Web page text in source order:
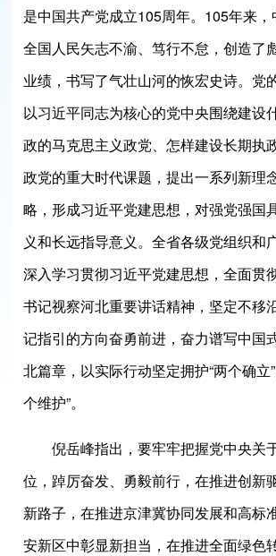
是中国共产党成立105周年。105年来
全国人民矢志不渝、笃行不怠，创造了
业绩，书写了气壮山河的恢宏史诗。党
以习近平同志为核心的党中央围绕建设
政的马克思主义政党、怎样建设长期执
政党的重大时代课题，提出一系列新理
略，形成习近平党建思想，对强党强国
义和长远指导意义。全省各级党组织和
深入学习贯彻习近平党建思想，全面贯
书记视察河北重要讲话精神，坚定不移
记指引的方向奋勇前进，奋力谱写中国
北篇章，以实际行动坚定拥护“两个确立
个维护”。
倪岳峰指出，要牢牢把握党中央关
位，踔厉奋发、勇毅前行，在推进创新
新路子，在推进京津冀协同发展和高标
安新区中彰显新担当，在推进全面绿色